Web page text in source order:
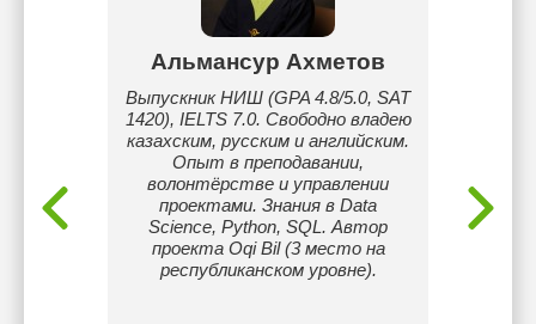
Альмансур Ахметов
Выпускник НИШ (GPA 4.8/5.0, SAT
1420), IELTS 7.0. Свободно владею
казахским, русским и английским.
Опыт в преподавании,
волонтёрстве и управлении
проектами. Знания в Data
Science, Python, SQL. Автор
проекта Oqi Bil (3 место на
республиканском уровне).